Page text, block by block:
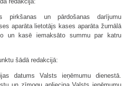
pirkšanas un pārdošanas darījumu
aparāta lietotājs kases aparāta žurnālā
un kasē iemaksāto summu par katru
šādā redakcijā:
datums Valsts ieņēmumu dienestā.